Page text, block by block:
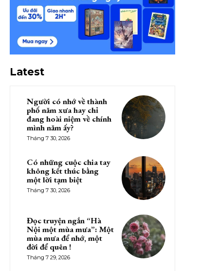
Latest
Người có nhớ về thành
phố năm xưa hay chỉ
đang hoài niệm về chính
mình năm ấy?
Tháng 7 30, 2026
Có những cuộc chia tay
không kết thúc bằng
một lời tạm biệt
Tháng 7 30, 2026
Đọc truyện ngắn “Hà
Nội một mùa mưa”: Một
mùa mưa để nhớ, một
đời để quên !
Tháng 7 29, 2026